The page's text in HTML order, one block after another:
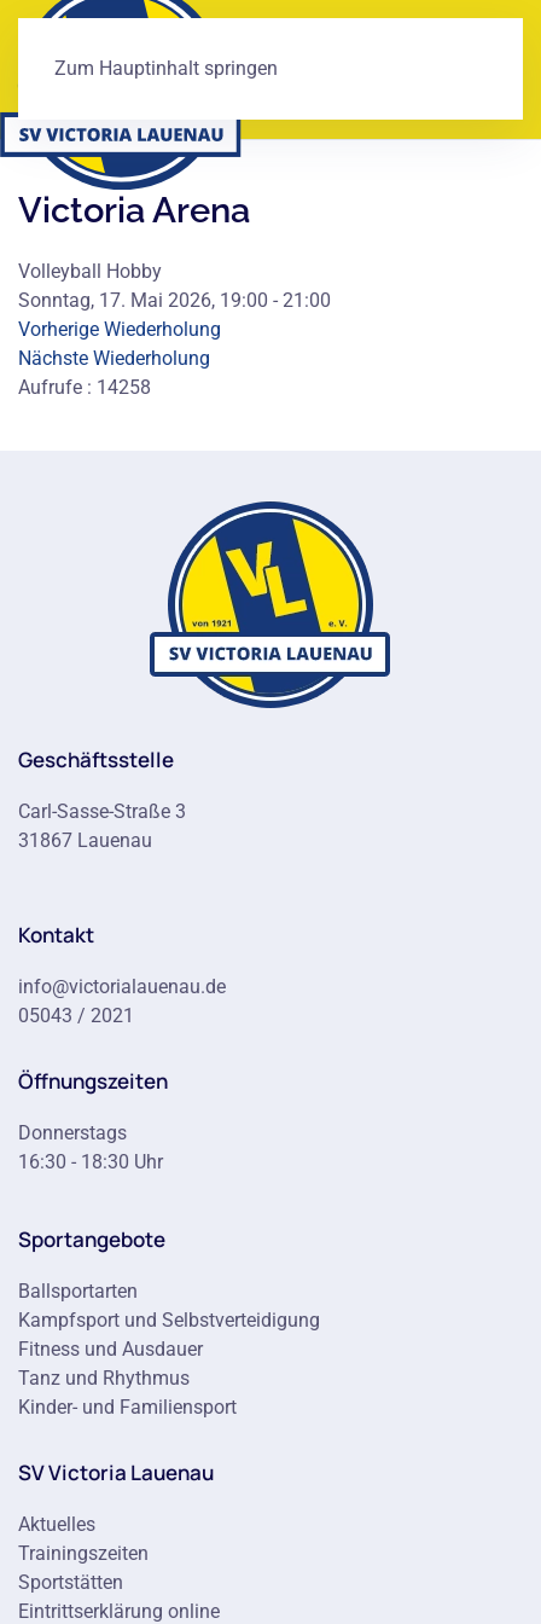
Zum Hauptinhalt springen
Victoria Arena
Volleyball Hobby
Sonntag, 17. Mai 2026, 19:00 - 21:00
Vorherige Wiederholung
Nächste Wiederholung
Aufrufe : 14258
Geschäftsstelle
Carl-Sasse-Straße 3
31867 Lauenau
Kontakt
info@victorialauenau.de
05043 / 2021
Öffnungszeiten
Donnerstags
16:30 - 18:30 Uhr
Sportangebote
Ballsportarten
Kampfsport und Selbstverteidigung
Fitness und Ausdauer
Tanz und Rhythmus
Kinder- und Familiensport
SV Victoria Lauenau
Aktuelles
Trainingszeiten
Sportstätten
Eintrittserklärung online